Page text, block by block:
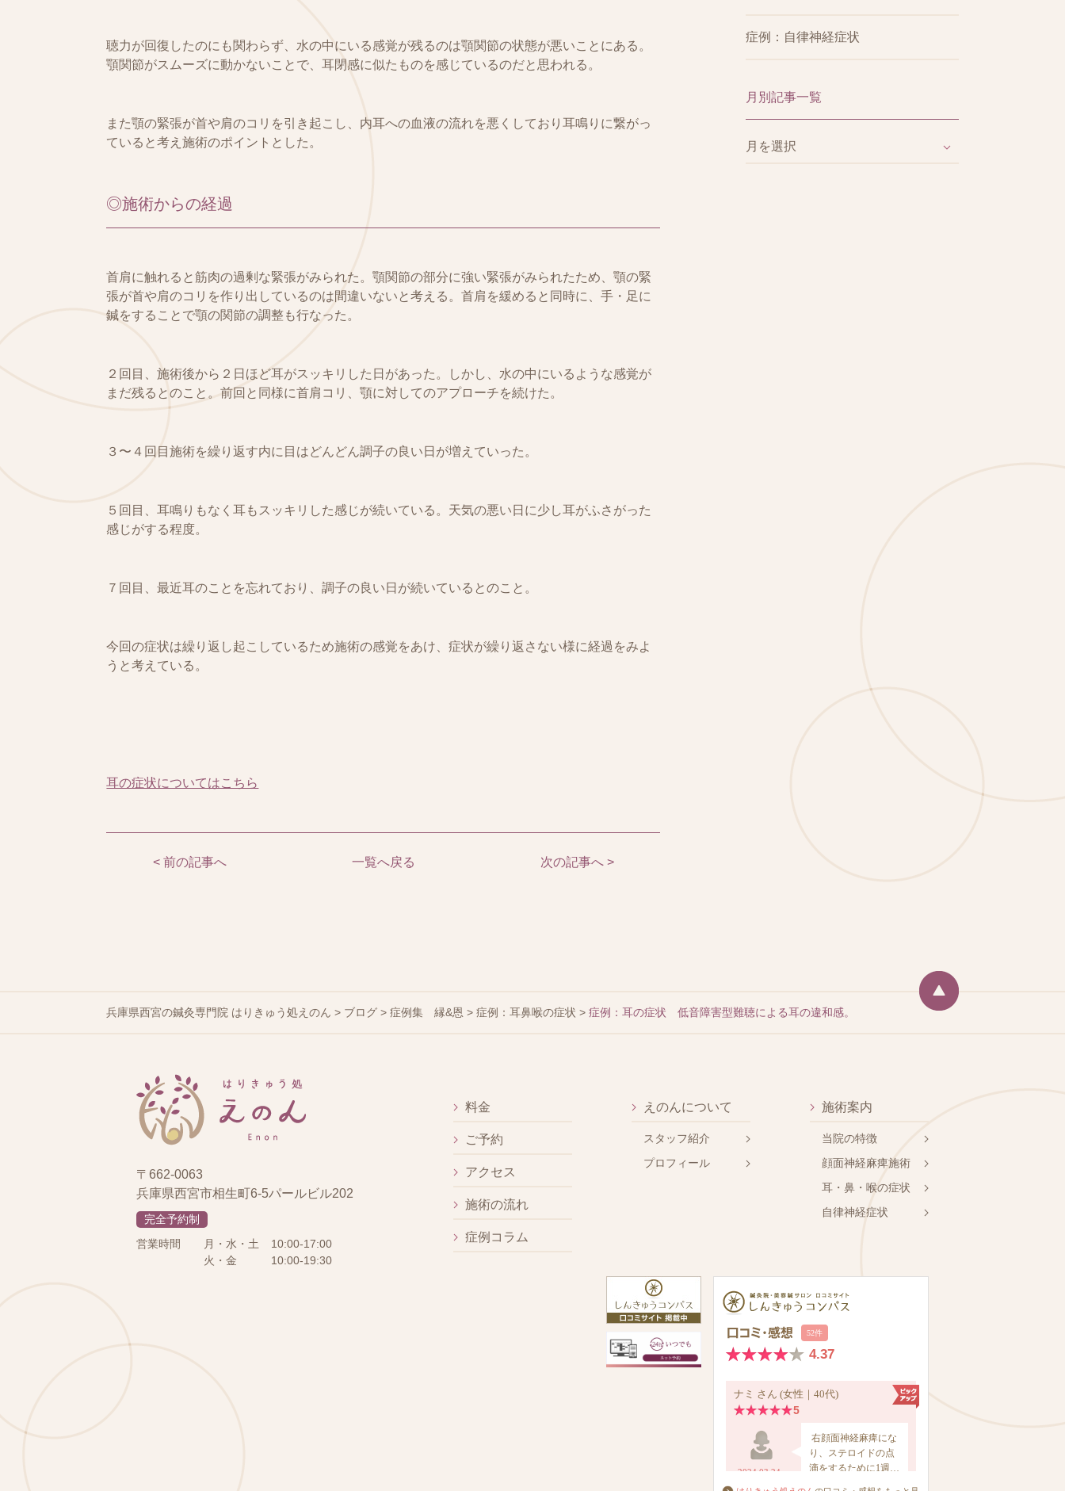
聴力が回復したのにも関わらず、水の中にいる感覚が残るのは顎関節の状態が悪いことにある。
顎関節がスムーズに動かないことで、耳閉感に似たものを感じているのだと思われる。
また顎の緊張が首や肩のコリを引き起こし、内耳への血液の流れを悪くしており耳鳴りに繋がっ
ていると考え施術のポイントとした。
◎施術からの経過
首肩に触れると筋肉の過剰な緊張がみられた。顎関節の部分に強い緊張がみられたため、顎の緊
張が首や肩のコリを作り出しているのは間違いないと考える。首肩を緩めると同時に、手・足に
鍼をすることで顎の関節の調整も行なった。
２回目、施術後から２日ほど耳がスッキリした日があった。しかし、水の中にいるような感覚が
まだ残るとのこと。前回と同様に首肩コリ、顎に対してのアプローチを続けた。
３〜４回目施術を繰り返す内に目はどんどん調子の良い日が増えていった。
５回目、耳鳴りもなく耳もスッキリした感じが続いている。天気の悪い日に少し耳がふさがった
感じがする程度。
７回目、最近耳のことを忘れており、調子の良い日が続いているとのこと。
今回の症状は繰り返し起こしているため施術の感覚をあけ、症状が繰り返さない様に経過をみよ
うと考えている。
耳の症状についてはこちら
< 前の記事へ 一覧へ戻る 次の記事へ >
症例：自律神経症状
月別記事一覧
兵庫県西宮の鍼灸専門院 はりきゅう処えのん > ブログ >症例集 縁&恩 >症例：耳鼻喉の症状 >症例：耳の症状 低音障害型難聴による耳の違和感。
〒662-0063
兵庫県西宮市相生町6-5パールビル202
完全予約制
営業時間
月・水・土
10:00-17:00
火・金
10:00-19:30
料金
ご予約
アクセス
施術の流れ
症例コラム
えのんについて
スタッフ紹介
プロフィール
施術案内
当院の特徴
顔面神経麻痺施術
耳・鼻・喉の症状
自律神経症状